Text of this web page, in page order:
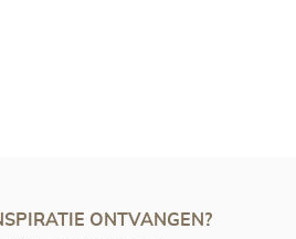
ONTVANGEN?